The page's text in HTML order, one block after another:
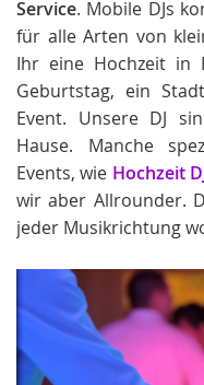
Service. Mobile DJs
für alle Arten von
Ihr eine Hochzeit in
Geburtstag, ein
Event. Unsere DJ
Hause. Manche
Events, wie Hochzeit
wir aber Allrounder.
jeder Musikrichtung